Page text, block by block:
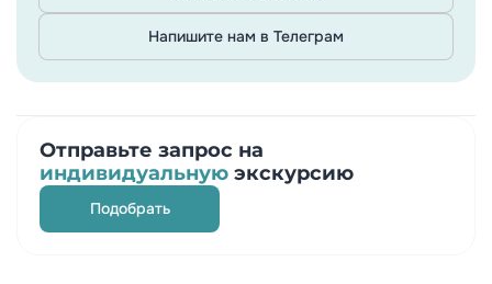
Отправьте запрос на
индивидуальную экскурсию
Подобрать
Напишите нам в Телеграм